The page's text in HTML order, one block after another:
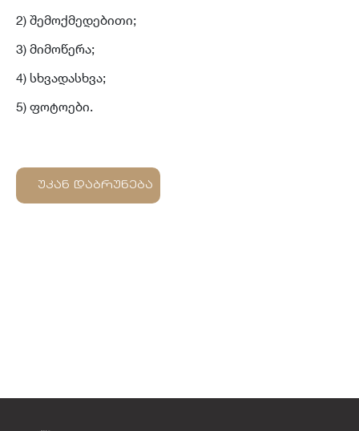
2) შემოქმედებითი;
3) მიმოწერა;
4) სხვადასხვა;
5) ფოტოები.
უკან დაბრუნება